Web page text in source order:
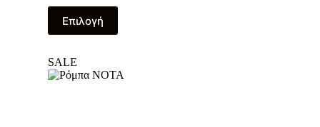
Επιλογή
SALE